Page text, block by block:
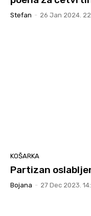
Stefan - 26 Jan 2024.
KOŠARKA
Partizan
Bojana - 27 Dec 2023.